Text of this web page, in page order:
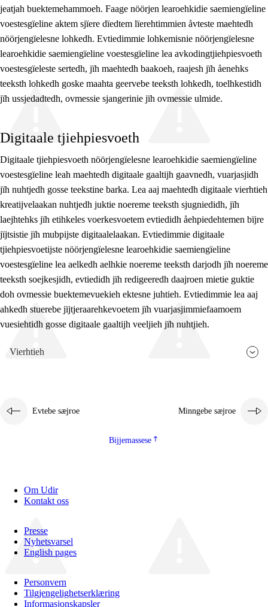
jeatjah buektemehammoeh. Faage nöörjen learoehkidie saemiengïeline
voestesgïeline aktem sjïere dïedtem lïerehtimmien åvteste maehtedh
nöörjengïelesne lohkedh. Evtiedimmie lohkemisnie nöörjengïelesne
learoehkidie saemiengïeline voestesgïeline lea avkodingtjiehpiesvoeth
voestesgïeleste sertedh, jïh maehtedh baakoeh, raajesh jïh åenehks
teeksth lohkedh goske maahta geervebe teeksth lohkedh, toelhkestidh
jïh ussjedadtedh, ovmessie sjangerinie jïh ovmessie ulmide.
Digitaale tjiehpiesvoeth
Digitaale tjiehpiesvoeth nöörjengïelesne learoehkidie saemiengïeline
voestesgïeline leah maehtedh digitaale gaaltijh gaavnedh, vuarjasjidh
jïh nuhtjedh gosse teekstine barka. Lea aaj maehtedh digitaale vierhtieh
kreatijvelaakan nuhtjedh juktie noereme teeksth sjugniedidh, jïh
laejhtehks jïh etihkeles voerkesvoetem evtiedidh åehpiedehtemen bïjre
jïjtsistie jïh mubpijste digitaalelaakan. Evtiedimmie digitaale
tjiehpiesvoetijste nöörjengïelesne learoehkidie saemiengïeline
voestesgïeline lea aelkedh aelhkie noereme teeksth darjodh jïh noereme
teeksth soejkesjidh, evtiedidh jïh redigeeredh daajroen mietie guktie
doh ovmessie buektemevuekieh ektesne juhtieh. Evtiedimmie lea aaj
ahkedh stuerebe jïjtjeraarehkevoetem jïh vuarjasjimmiefaamoem
vuesiehtidh gosse digitaale gaaltijh veeljieh jïh nuhtjieh.
Vierhtieh
Evtebe sæjroe Minngebe sæjroe
Bijjemassese
Om Udir
Kontakt oss
Presse
Nyhetsvarsel
English pages
Personvern
Tilgjengelighetserklæring
Informasjonskapsler